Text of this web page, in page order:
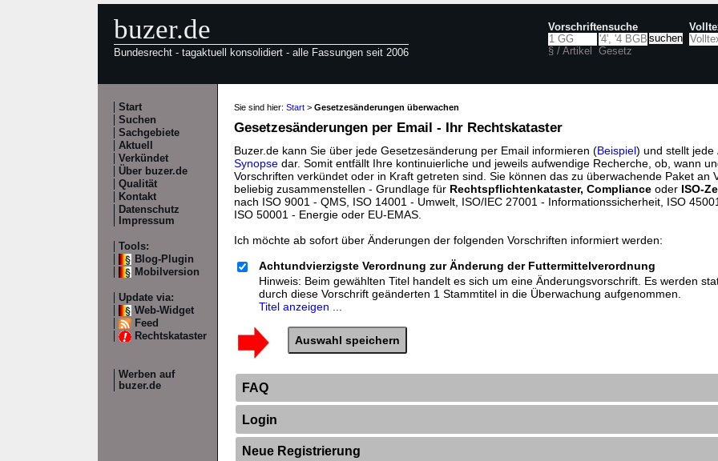
buzer.de
Bundesrecht - tagaktuell konsolidiert - alle Fassungen seit 2006
Vorschriftensuche
§ / Artikel Gesetz
Start
Suchen
Sachgebiete
Aktuell
Verkündet
Über buzer.de
Qualität
Kontakt
Datenschutz
Impressum
Tools:
Blog-Plugin
Mobilversion
Update via:
Web-Widget
Feed
Rechtskataster
Werben auf
buzer.de
Sie sind hier: Start > Gesetzesänderungen überwachen
Gesetzesänderungen per Email - Ihr Rechtskataster
Buzer.de kann Sie über jede Gesetzesänderung per Email informieren (Beispiel) und stellt jede
Synopse dar. Somit entfällt Ihre kontinuierliche und jeweils aufwendige Recherche, ob, wann
Vorschriften verkündet oder in Kraft getreten sind. Sie können das zu überwachende Paket an
beliebig zusammenstellen - Grundlage für Rechtspflichtenkataster, Compliance oder ISO-
nach ISO 9001 - QMS, ISO 14001 - Umwelt, ISO/IEC 27001 - Informationssicherheit, ISO
ISO 50001 - Energie oder EU-EMAS.
Ich möchte ab sofort über Änderungen der folgenden Vorschriften informiert werden:
Achtundvierzigste Verordnung zur Änderung der Futtermittelverordnung
Hinweis: Beim gewählten Titel handelt es sich um eine Änderungsvorschrift. Es werden
durch diese Vorschrift geänderten 1 Stammtitel in die Überwachung aufgenommen.
Titel anzeigen ...
FAQ
Login
Neue Registrierung